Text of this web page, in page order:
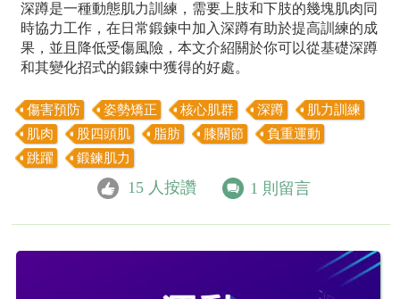
深蹲是一種動態肌力訓練，需要上肢和下肢的幾塊肌肉同
時協力工作，在日常鍛鍊中加入深蹲有助於提高訓練的成
果，並且降低受傷風險，本文介紹關於你可以從基礎深蹲
和其變化招式的鍛鍊中獲得的好處。
傷害預防 姿勢矯正 核心肌群 深蹲
肌力訓練
肌肉
股四頭肌 脂肪 膝關節
負重運動
跳躍
鍛鍊肌力
15 人按讚 1 則留言